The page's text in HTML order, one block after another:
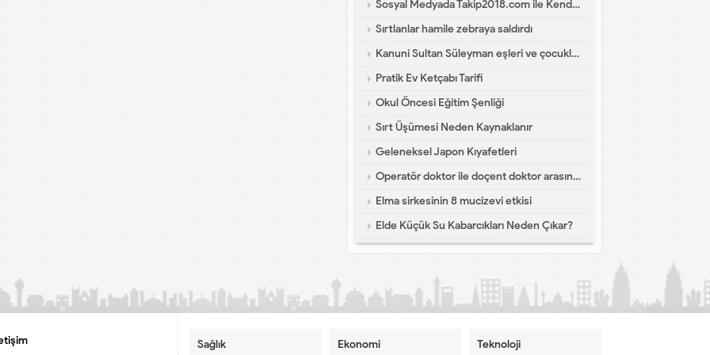
Sosyal Medyada Takip2018.com ile Kendi Dünyanı Yarat
Sırtlanlar hamile zebraya saldırdı
Kanuni Sultan Süleyman eşleri ve çocukları hakkında bilgi
Pratik Ev Ketçabı Tarifi
Okul Öncesi Eğitim Şenliği
Sırt Üşümesi Neden Kaynaklanır
Geleneksel Japon Kıyafetleri
Operatör doktor ile doçent doktor arasındaki fark?
Elma sirkesinin 8 mucizevi etkisi
Elde Küçük Su Kabarcıkları Neden Çıkar?
Sağlık Ekonomi Teknoloji